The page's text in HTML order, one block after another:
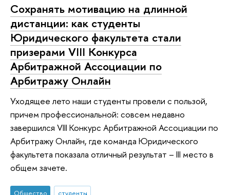
Сохранять мотивацию на длинной
дистанции: как студенты
Юридического факультета стали
призерами VIII Конкурса
Арбитражной Ассоциации по
Арбитражу Онлайн
Уходящее лето наши студенты провели с пользой,
причем профессиональной: совсем недавно
завершился VIII Конкурс Арбитражной Ассоциации по
Арбитражу Онлайн, где команда Юридического
факультета показала отличный результат – III место в
общем зачете.
Общество
студенты